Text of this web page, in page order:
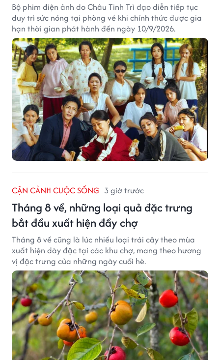
Bộ phim điện ảnh do Châu Tinh Trì đạo diễn tiếp tục
duy trì sức nóng tại phòng vé khi chính thức được gia
hạn thời gian phát hành đến ngày 10/9/2026.
CẬN CẢNH CUỘC SỐNG 3 giờ trước
Tháng 8 về, những loại quả đặc trưng
bắt đầu xuất hiện đầy chợ
Tháng 8 về cũng là lúc nhiều loại trái cây theo mùa
xuất hiện dày đặc tại các khu chợ, mang theo hương
vị đặc trưng của những ngày cuối hè.